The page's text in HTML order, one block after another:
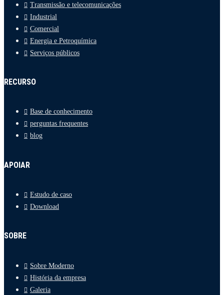
Transmissão e telecomunicações
Industrial
Comercial
Energia e Petroquímica
Serviços públicos
RECURSO
Base de conhecimento
perguntas frequentes
blog
APOIAR
Estudo de caso
Download
SOBRE
Sobre Moderno
História da empresa
Galeria